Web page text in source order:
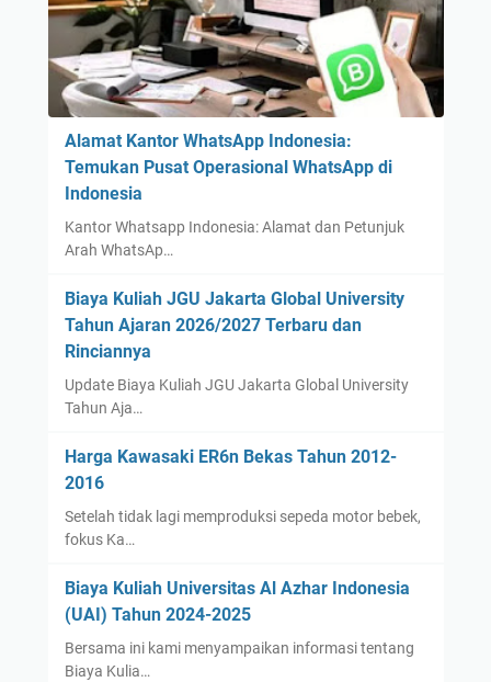
Alamat Kantor WhatsApp Indonesia:
Temukan Pusat Operasional WhatsApp di
Indonesia
Kantor Whatsapp Indonesia: Alamat dan Petunjuk
Arah WhatsAp…
Biaya Kuliah JGU Jakarta Global University
Tahun Ajaran 2026/2027 Terbaru dan
Rinciannya
Update Biaya Kuliah JGU Jakarta Global University
Tahun Aja…
Harga Kawasaki ER6n Bekas Tahun 2012-
2016
Setelah tidak lagi memproduksi sepeda motor bebek,
fokus Ka…
Biaya Kuliah Universitas Al Azhar Indonesia
(UAI) Tahun 2024-2025
Bersama ini kami menyampaikan informasi tentang
Biaya Kulia…